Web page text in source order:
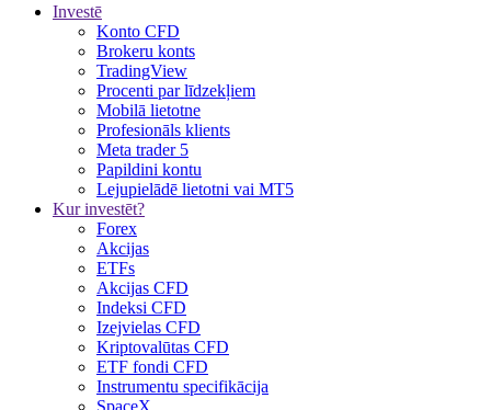
Investē
Konto CFD
Brokeru konts
TradingView
Procenti par līdzekļiem
Mobilā lietotne
Profesionāls klients
Meta trader 5
Papildini kontu
Lejupielādē lietotni vai MT5
Kur investēt?
Forex
Akcijas
ETFs
Akcijas CFD
Indeksi CFD
Izejvielas CFD
Kriptovalūtas CFD
ETF fondi CFD
Instrumentu specifikācija
SpaceX